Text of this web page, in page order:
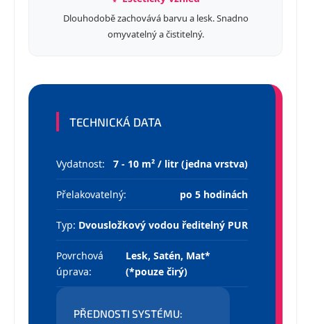
Dlouhodobě zachovává barvu a lesk. Snadno
omyvatelný a čistitelný.
TECHNICKÁ DATA
Vydatnost: 7 - 10 m² / litr (jedna vrstva)
Přelakovatelný: po 5 hodinách
Typ: Dvousložkový vodou ředitelný PUR
Povrchová
úprava:
Lesk, Satén, Mat*
(*pouze čirý)
PŘEDNOSTI SYSTÉMU: